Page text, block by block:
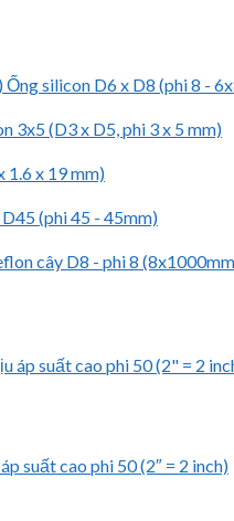
Ống silicon D6 x D8 (phi 8 -
3x5 (D3 x D5, phi 3 x 5 mm)
1.6 x 19 mm)
D45 (phi 45 - 45mm)
cây D8 - phi 8
suất cao phi 50 (2″ = 2 inch)